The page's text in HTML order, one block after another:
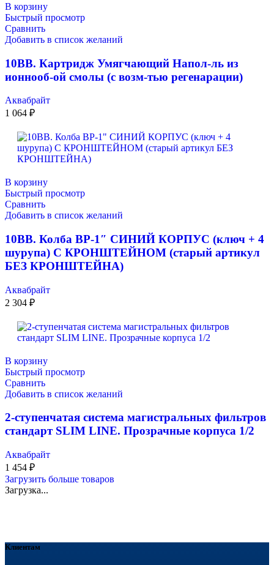
В корзину
Быстрый просмотр
Сравнить
Добавить в список желаний
10ВВ. Картридж Умягчающий Напол-ль из
ионнооб-ой смолы (с возм-тью регенарации)
Аквабрайт
1 064 ₽
В корзину
Быстрый просмотр
Сравнить
Добавить в список желаний
10ВВ. Колба ВР-1″ СИНИЙ КОРПУС (ключ + 4
шурупа) С КРОНШТЕЙНОМ (старый артикул
БЕЗ КРОНШТЕЙНА)
Аквабрайт
2 304 ₽
В корзину
Быстрый просмотр
Сравнить
Добавить в список желаний
2-ступенчатая система магистральных фильтров
стандарт SLIM LINE. Прозрачные корпуса 1/2
Аквабрайт
1 454 ₽
Загрузить больше товаров
Загрузка...
Клиентам